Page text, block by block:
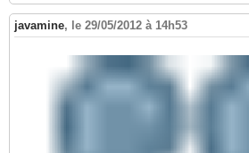
javamine, le 29/05/2012 à 14h53